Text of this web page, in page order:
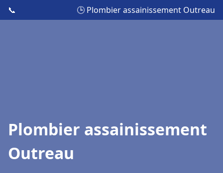
📞 🕒 Plombier assainissement Outreau
Plombier assainissement
Outreau